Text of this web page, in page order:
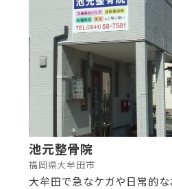
池元整骨院
福岡県大牟田市
大牟田で急なケガや日常的